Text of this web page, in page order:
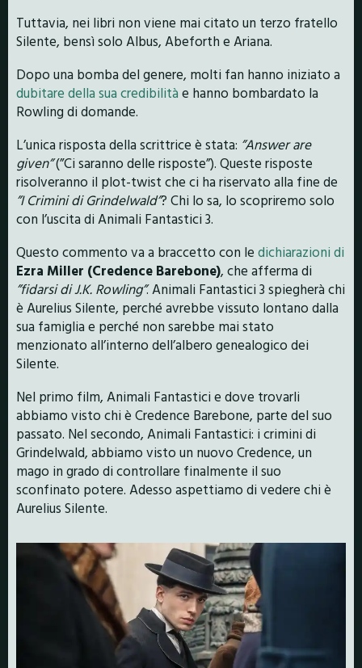
Tuttavia, nei libri non viene mai citato un terzo fratello
Silente, bensì solo Albus, Abeforth e Ariana.
Dopo una bomba del genere, molti fan hanno iniziato a
dubitare della sua credibilità e hanno bombardato la
Rowling di domande.
L’unica risposta della scrittrice è stata: ”Answer are
given”(”Ci saranno delle risposte”). Queste risposte
risolveranno il plot-twist che ci ha riservato alla fine de
”I Crimini di Grindelwald”? Chi lo sa, lo scopriremo solo
con l’uscita di Animali Fantastici 3.
Questo commento va a braccetto con le dichiarazioni di
Ezra Miller (Credence Barebone), che afferma di
”fidarsi di J.K. Rowling”. Animali Fantastici 3 spiegherà chi
è Aurelius Silente, perché avrebbe vissuto lontano dalla
sua famiglia e perché non sarebbe mai stato
menzionato all’interno dell’albero genealogico dei
Silente.
Nel primo film, Animali Fantastici e dove trovarli
abbiamo visto chi è Credence Barebone, parte del suo
passato. Nel secondo, Animali Fantastici: i crimini di
Grindelwald, abbiamo visto un nuovo Credence, un
mago in grado di controllare finalmente il suo
sconfinato potere. Adesso aspettiamo di vedere chi è
Aurelius Silente.